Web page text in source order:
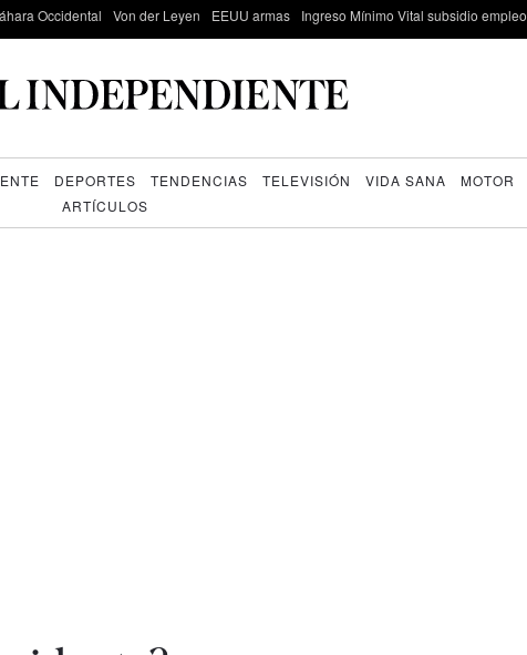
Occidental Von der Leyen EEUU armas Ingreso Mínimo Vital subsidio empleo
DEPORTES TENDENCIAS TELEVISIÓN VIDA SANA MOTOR
ARTÍCULOS